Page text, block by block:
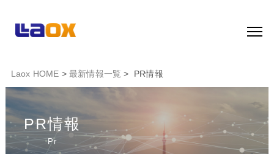
Laox HOME > 最新情報一覧 > PR情報
PR情報
Pr